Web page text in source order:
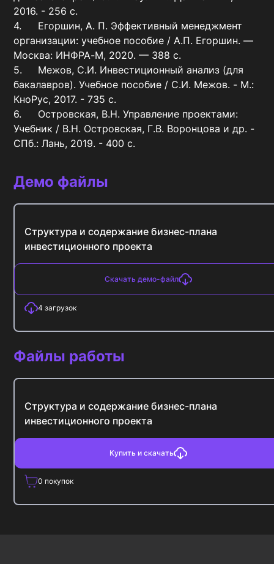
2016. - 256 c.
4.	Егоршин, А. П. Эффективный менеджмент
организации: учебное пособие / А.П. Егоршин. —
Москва: ИНФРА-М, 2020. — 388 с.
5.	Межов, С.И. Инвестиционный анализ (для
бакалавров). Учебное пособие / С.И. Межов. - М.:
КноРус, 2017. - 735 c.
6.	Островская, В.Н. Управление проектами:
Учебник / В.Н. Островская, Г.В. Воронцова и др. -
СПб.: Лань, 2019. - 400 c.
Демо файлы
Структура и содержание бизнес-плана
инвестиционного проекта
Скачать демо-файл
4 загрузок
Файлы работы
Структура и содержание бизнес-плана
инвестиционного проекта
Купить и скачать
0 покупок